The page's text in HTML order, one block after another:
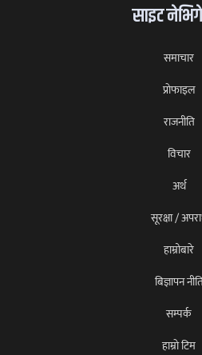
साइट
समाचार
प्राेफाइल
राजनीति
विचार
अर्थ
सूरक्षा /
हाम्रोबारे
बिज्ञापन
सम्पर्क
हाम्राे टिम